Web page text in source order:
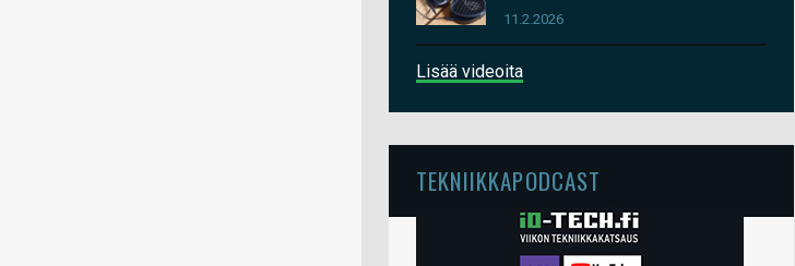
11.2.2026
Lisää videoita
TEKNIIKKAPODCAST